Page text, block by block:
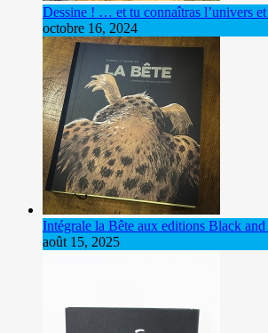
Dessine ! … et tu connaîtras l’univers
octobre 16, 2024
Intégrale la Bête aux editions Black
août 15, 2025